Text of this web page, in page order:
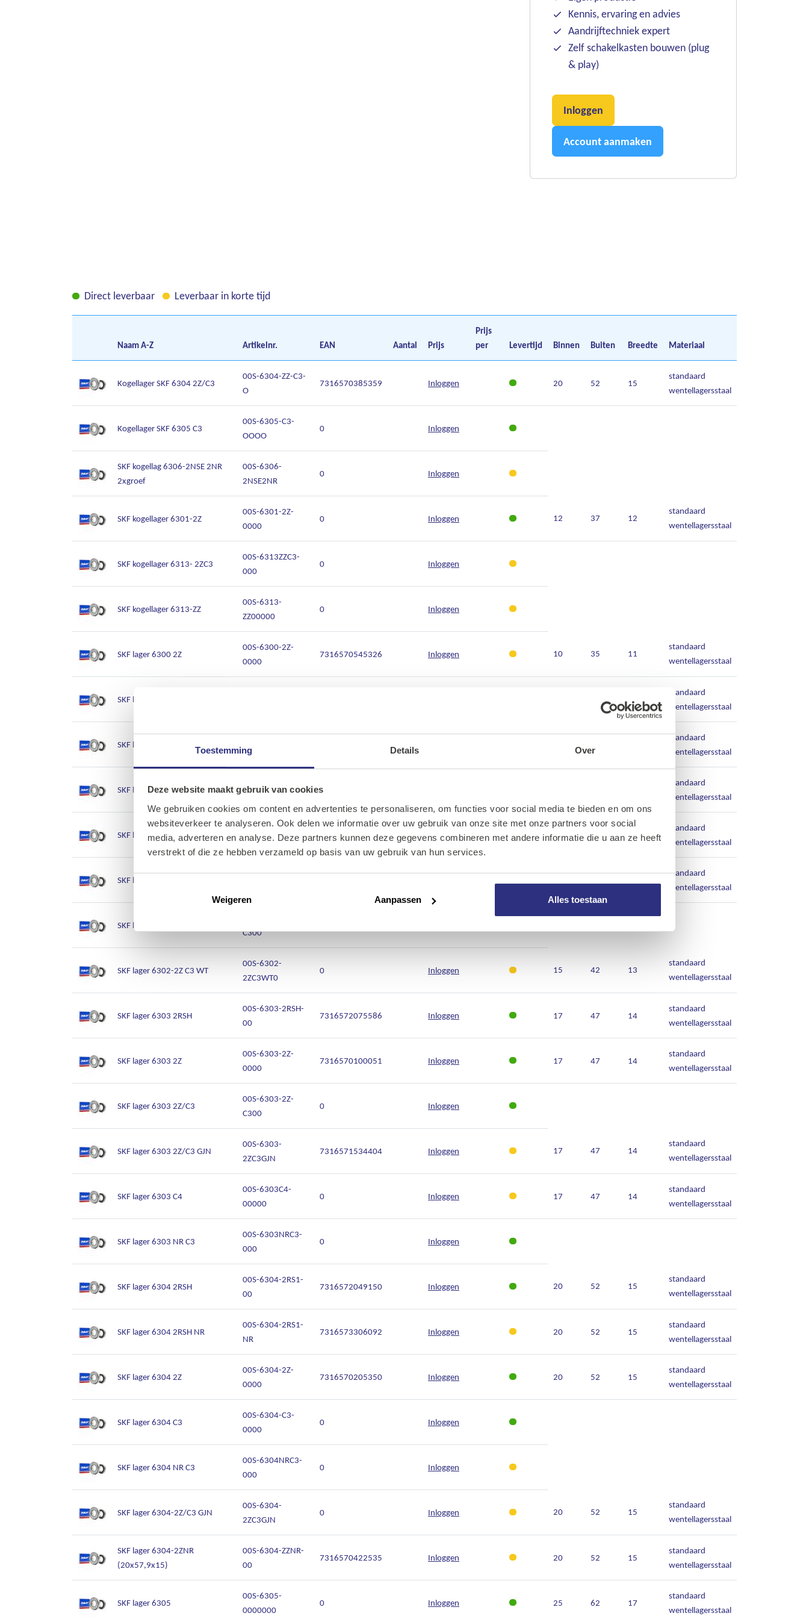
Toestemming Details Over
Deze website maakt gebruik van cookies
We gebruiken cookies om content en advertenties te personaliseren, om functies voor social media te bieden en om ons
websiteverkeer te analyseren. Ook delen we informatie over uw gebruik van onze site met onze partners voor social
media, adverteren en analyse. Deze partners kunnen deze gegevens combineren met andere informatie die u aan ze heeft
verstrekt of die ze hebben verzameld op basis van uw gebruik van hun services.
Weigeren Aanpassen Alles toestaan
Onze diensten
Over Kalkhuis
Contact
Kennis, ervaring en advies
Aandrijftechniek expert
Zelf schakelkasten bouwen (plug
& play)
Inloggen
Account aanmaken
Direct leverbaar Leverbaar in korte tijd
NaamA-Z Artikelnr. EAN Aantal Prijs
Prijs
per
Levertijd Binnen Buiten Breedte Materiaal
Kogellager SKF 6304 2Z/C3
00S-6304-ZZ-C3-
O
7316570385359 Inloggen 20 52 15
standaard
wentellagersstaal
Kogellager SKF 6305 C3
00S-6305-C3-
OOOO
0 Inloggen
SKF kogellag 6306-2NSE 2NR
2xgroef
00S-6306-
2NSE2NR
0 Inloggen
SKF kogellager 6301-2Z
00S-6301-2Z-
0000
0 Inloggen 12 37 12
standaard
wentellagersstaal
SKF kogellager 6313- 2ZC3
00S-6313ZZC3-
000
0 Inloggen
SKF kogellager 6313-ZZ
00S-6313-
ZZ00000
0 Inloggen
SKF lager 6300 2Z
00S-6300-2Z-
0000
7316570545326 Inloggen 10 35 11
standaard
wentellagersstaal
SKF lager 6300-2RSH 11
standaard
wentellagersstaal
SKF lager 6300/C3 (10x35x11)
00S-6300-
0000000
standaard
wentellagersstaal
SKF lager 6301 2RSH 7316571821276
standaard
wentellagersstaal
SKF lager 6302 2RSH
00S-6302-2RSH-
00
7316572025840 Inloggen 15 42 13
standaard
wentellagersstaal
SKF lager 6302 2Z
00S-6302-2Z-
standaard
wentellagersstaal
SKF lager 6302 2Z/C3
C300
SKF lager 6302-2Z C3 WT
00S-6302-
2ZC3WT0
0 Inloggen 15 42 13
standaard
wentellagersstaal
SKF lager 6303 2RSH
00S-6303-2RSH-
00
7316572075586 Inloggen 17 47 14
standaard
wentellagersstaal
SKF lager 6303 2Z
00S-6303-2Z-
0000
7316570100051 Inloggen 17 47 14
standaard
wentellagersstaal
SKF lager 6303 2Z/C3
00S-6303-2Z-
C300
0 Inloggen
SKF lager 6303 2Z/C3 GJN
00S-6303-
2ZC3GJN
7316571534404 Inloggen 17 47 14
standaard
wentellagersstaal
SKF lager 6303 C4
00S-6303C4-
00000
0 Inloggen 17 47 14
standaard
wentellagersstaal
SKF lager 6303 NR C3
00S-6303NRC3-
000
0 Inloggen
SKF lager 6304 2RSH
00S-6304-2RS1-
00
7316572049150 Inloggen 20 52 15
standaard
wentellagersstaal
SKF lager 6304 2RSH NR
00S-6304-2RS1-
NR
7316573306092 Inloggen 20 52 15
standaard
wentellagersstaal
SKF lager 6304 2Z
00S-6304-2Z-
0000
7316570205350 Inloggen 20 52 15
standaard
wentellagersstaal
SKF lager 6304 C3
00S-6304-C3-
0000
0 Inloggen
SKF lager 6304 NR C3
00S-6304NRC3-
000
0 Inloggen
SKF lager 6304-2Z/C3 GJN
00S-6304-
2ZC3GJN
0 Inloggen 20 52 15
standaard
wentellagersstaal
SKF lager 6304-2ZNR
(20x57,9x15)
00S-6304-ZZNR-
00
7316570422535 Inloggen 20 52 15
standaard
wentellagersstaal
SKF lager 6305
00S-6305-
0000000
0 Inloggen 25 62 17
standaard
wentellagersstaal